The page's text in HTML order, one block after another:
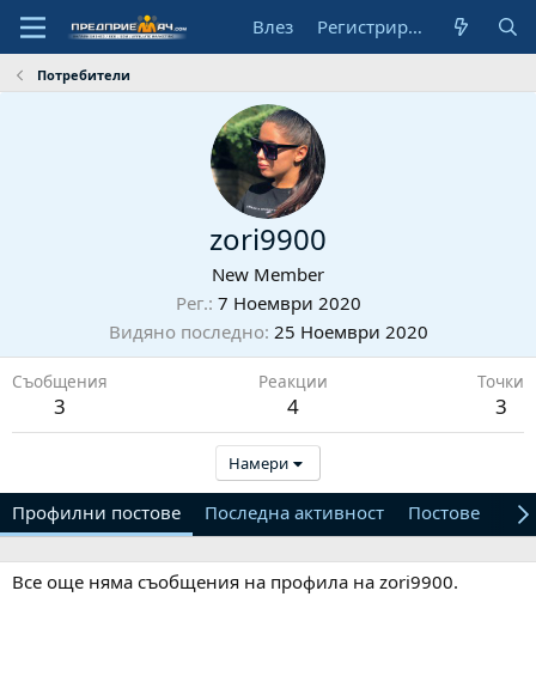
Влез Регистрирай се
Потребители
zori9900
New Member
Рег. 7 Ноември 2020
Видяно последно 25 Ноември 2020
Съобщения
3
Реакции
4
Точки
3
Намери
Профилни постове Последна активност Постове
Все още няма съобщения на профила на zori9900.